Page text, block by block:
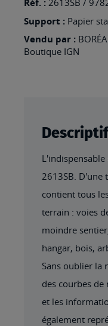
Réf. : 2613SB /
Support : Papier
Vendu par :
Boutique IGN
Descriptif
2613SB. D'une
contient tous
terrain : voies
moindre
hangar, bois,
Sans oublier la
des courbes de
et les
également